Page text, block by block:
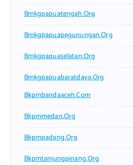
Bmkgpapuatengah.org
Bmkgpapuapegunungan.org
Bmkgpapuaselatan.org
Bmkgpapuabaratdaya.org
Bkpmbandaaceh.com
Bkpmmedan.org
Bkpmpadang.org
Bkpmtanjungpinang.org